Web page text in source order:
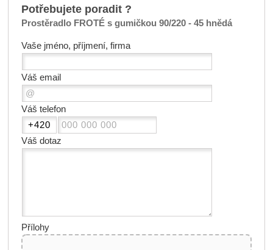
Potřebujete poradit ?
Prostěradlo FROTÉ s gumičkou 90/220 - 45 hnědá
Vaše jméno, příjmení, firma
Váš email
Váš telefon
Váš dotaz
Přílohy